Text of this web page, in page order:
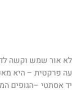
אור שמש וקשה
פרקטית – היא
אסתטי –הגופים